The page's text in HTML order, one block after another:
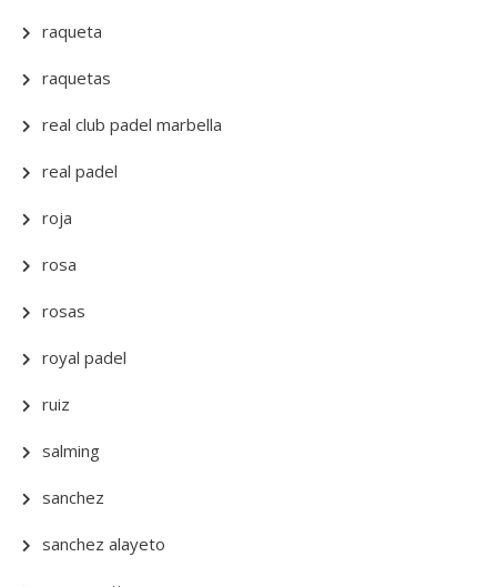
raqueta
raquetas
real club padel marbella
real padel
roja
rosa
rosas
royal padel
ruiz
salming
sanchez
sanchez alayeto